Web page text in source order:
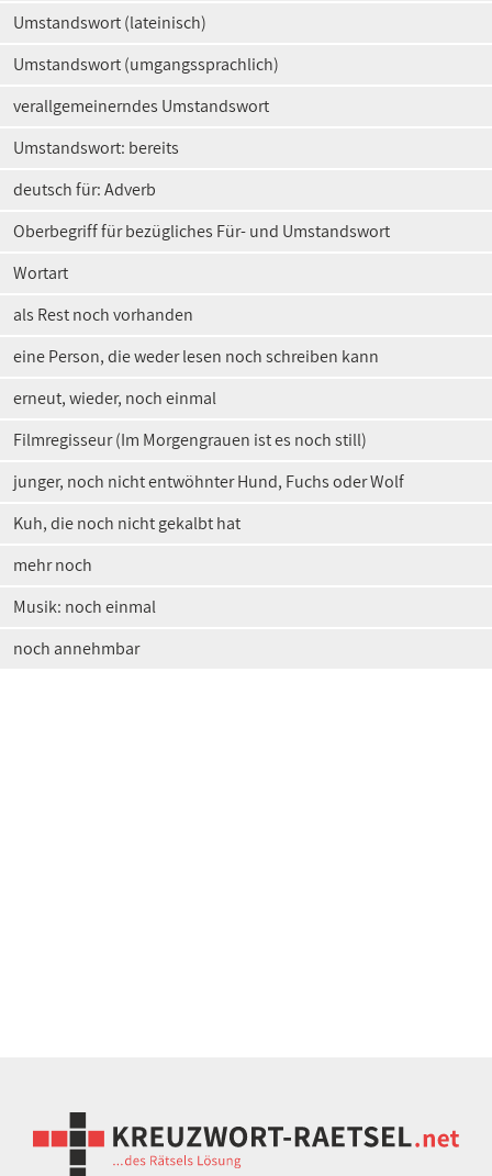
Umstandswort (lateinisch)
Umstandswort (umgangssprachlich)
verallgemeinerndes Umstandswort
Umstandswort: bereits
deutsch für: Adverb
Oberbegriff für bezügliches Für- und Umstandswort
Wortart
als Rest noch vorhanden
eine Person, die weder lesen noch schreiben kann
erneut, wieder, noch einmal
Filmregisseur (Im Morgengrauen ist es noch still)
junger, noch nicht entwöhnter Hund, Fuchs oder Wolf
Kuh, die noch nicht gekalbt hat
mehr noch
Musik: noch einmal
noch annehmbar